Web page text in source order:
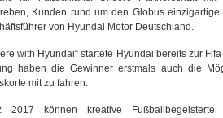
Kunden rund um den Globus
von Hyundai Motor Deutschland.
with Hyundai“ startete Hyundai bereits zur
haben die Gewinner erstmals auch die
mit zu fahren.
können kreative